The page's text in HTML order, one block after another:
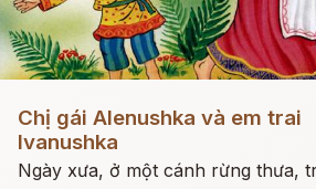
Chị gái Alenushka và em trai
Ivanushka
Ngày xưa, ở một cánh rừng thưa,